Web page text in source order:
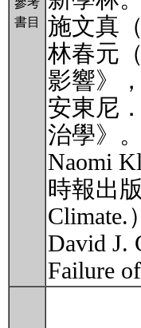
參考
書目
施文真
林春元
影響》
安東尼
治學》
Naomi
時報出
Climate.）
David J.
Failure